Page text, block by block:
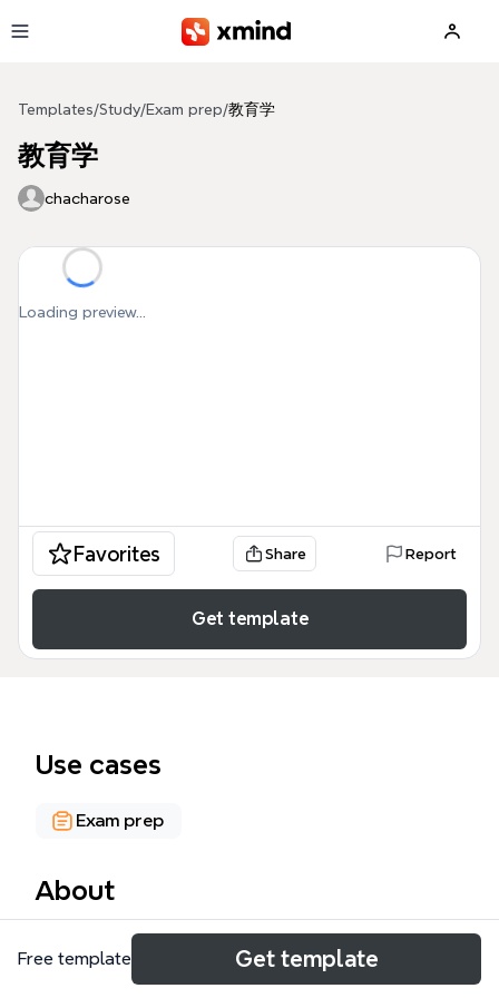
Templates/Study/Exam prep/教育学
教育学
chacharose
Loading preview...
Favorites Share Report
Get template
Use cases
Exam prep
About
《教育学》Xmind 模板是一份包含 597 个节点的教育
学科知识体系图，覆盖教育学原理、中外教育史、教学
Free template Get template